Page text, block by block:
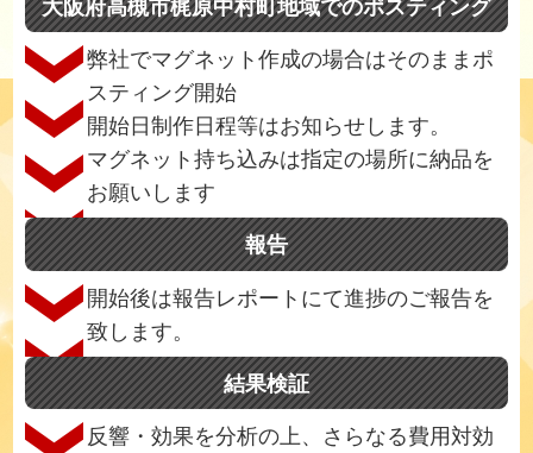
大阪府高槻市梶原中村町地域でのポスティング
弊社でマグネット作成の場合はそのままポ
スティング開始
開始日制作日程等はお知らせします。
マグネット持ち込みは指定の場所に納品を
お願いします
報告
開始後は報告レポートにて進捗のご報告を
致します。
結果検証
反響・効果を分析の上、さらなる費用対効